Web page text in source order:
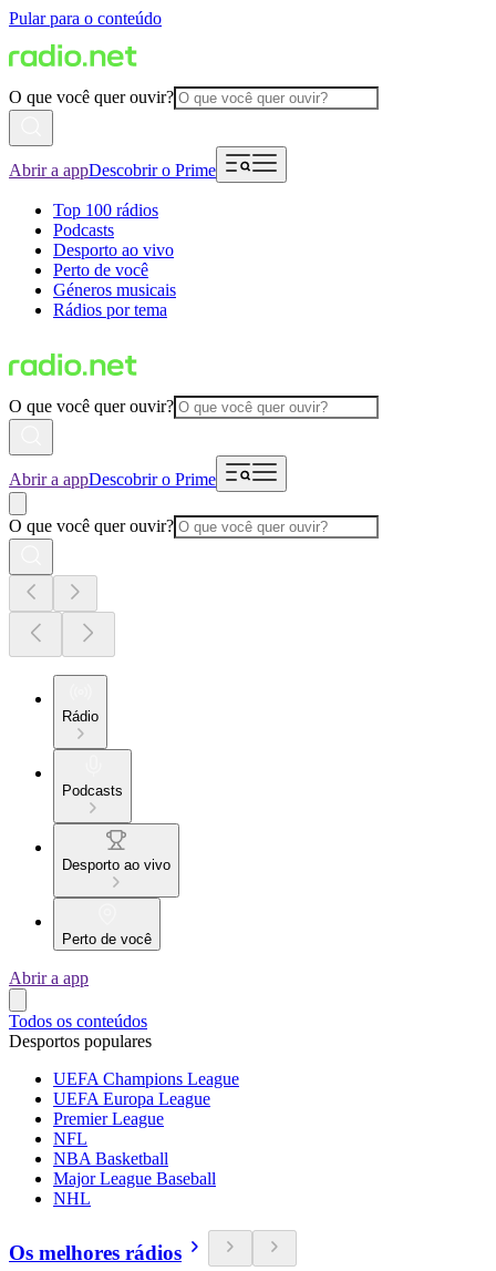
Pular para o conteúdo
O que você quer ouvir?
Abrir a appDescobrir o Prime
Top 100 rádios
Podcasts
Desporto ao vivo
Perto de você
Géneros musicais
Rádios por tema
O que você quer ouvir?
Abrir a appDescobrir o Prime
O que você quer ouvir?
Rádio
Podcasts
Desporto ao vivo
Perto de você
Abrir a app
Todos os conteúdos
Desportos populares
UEFA Champions League
UEFA Europa League
Premier League
NFL
NBA Basketball
Major League Baseball
NHL
Os melhores rádios